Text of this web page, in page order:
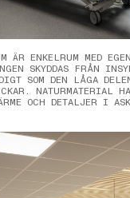
ÄR ENKELRUM MED
SKYDDAS FRÅN
SOM DEN LÅGA
NATURMATERIAL
OCH DETALJER I